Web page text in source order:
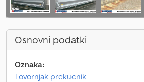
Osnovni podatki
Oznaka:
Tovornjak prekucnik